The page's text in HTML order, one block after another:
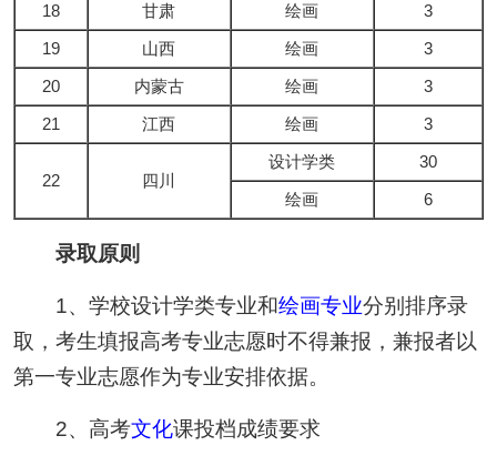
18
甘肃 绘画
3
19
山西 绘画
3
20
内蒙古 绘画
3
21
江西 绘画 3
22 四川
设计学类
30
绘画
6
录取原则
1、学校设计学类专业和绘画专业分别排序录
取，考生填报高考专业志愿时不得兼报，兼报者以
第一专业志愿作为专业安排依据。
2、高考文化课投档成绩要求